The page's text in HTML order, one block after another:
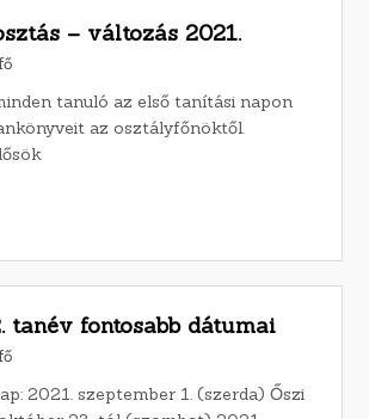
– változás 2021.
tanuló az első tanítási napon
az osztályfőnöktől.
tanév fontosabb dátumai
2021. szeptember 1. (szerda) Őszi